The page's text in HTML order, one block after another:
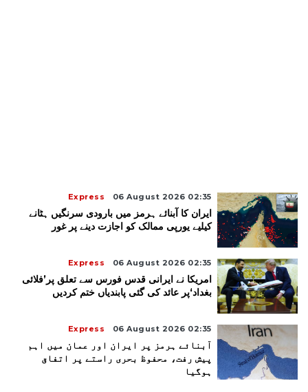
Express 06 August 2026 02:35
ایران کا آبنائے ہرمز میں بارودی سرنگیں ہٹانے
کیلیے یورپی ممالک کو اجازت دینے پر غور
Express 06 August 2026 02:35
امریکا نے ایرانی قدس فورس سے تعلق پر’فلائی
بغداد‘پر عائد کی گئی پابندیاں ختم کردیں
Express 06 August 2026 02:35
آبنائے ہرمز پر ایران اور عمان میں اہم
پیش رفت، محفوظ بحری راستے پر اتفاق
ہوگیا